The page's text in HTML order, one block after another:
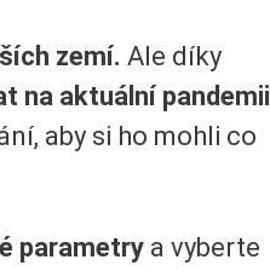
zemí. Ale díky
na aktuální pandemii
aby si ho mohli co
parametry a vyberte